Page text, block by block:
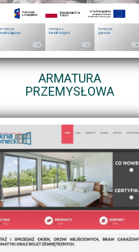
ARMATURA
PRZEMYSŁOWA